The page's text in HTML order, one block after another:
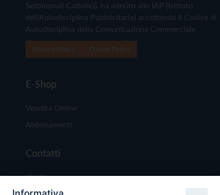
Settimanali Cattolici), ha aderito allo IAP (Istituto
dell'Autodisciplina Pubblicitaria) accettando il Codice di
Autodisciplina della Comunicazione Commerciale
E-Shop
Vendita Online
Abbonamenti
Contatti
Chi Siamo